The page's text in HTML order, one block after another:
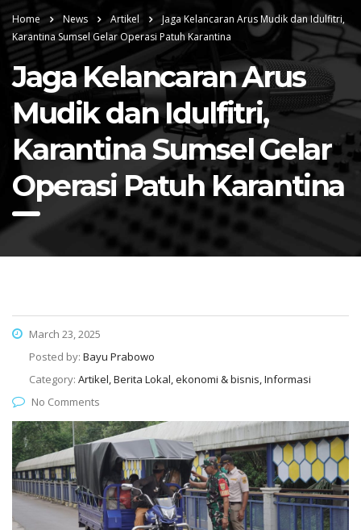
Home News Artikel
Jaga Kelancaran Arus Mudik dan Idulfitri,
Karantina Sumsel Gelar Operasi Patuh Karantina
Jaga Kelancaran Arus
Mudik dan Idulfitri,
Karantina Sumsel Gelar
Operasi Patuh Karantina
March 23, 2025
Posted by: Bayu Prabowo
Category: Artikel, Berita Lokal, ekonomi & bisnis, Informasi
No Comments